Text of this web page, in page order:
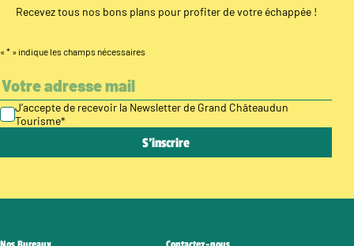
Recevez tous nos bons plans pour profiter de votre échappée !
« * » indique les champs nécessaires
J’accepte de recevoir la Newsletter de Grand Châteaudun
Tourisme*